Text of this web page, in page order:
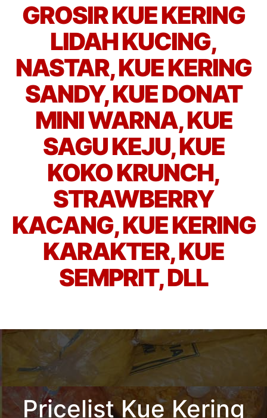
GROSIR KUE KERING
LIDAH KUCING,
NASTAR, KUE KERING
SANDY, KUE DONAT
MINI WARNA, KUE
SAGU KEJU, KUE
KOKO KRUNCH,
STRAWBERRY
KACANG, KUE KERING
KARAKTER, KUE
SEMPRIT, DLL
Pricelist Kue Kering